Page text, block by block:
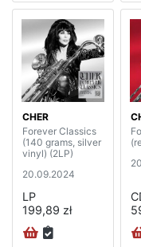
CHER
Forever Classics
(140 grams, silver
vinyl) (2LP)
20.09.2024
LP
199,89 zł